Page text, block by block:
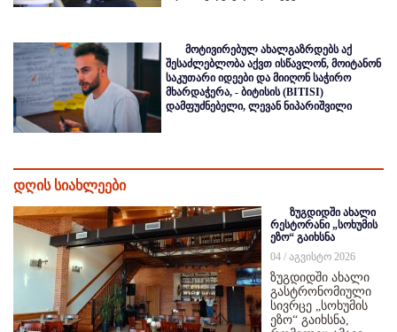
მოტივირებულ ახალგაზრდებს აქ
შესაძლებლობა აქვთ ისწავლონ, მოიტანონ
საკუთარი იდეები და მიიღონ საჭირო
მხარდაჭერა, - ბიტისის (BITISI)
დამფუძნებელი, ლევან ნიპარიშვილი
დღის სიახლეები
ზუგდიდში ახალი
რესტორანი „სოხუმის
ეზო“ გაიხსნა
04 / აგვისტო 2026
ზუგდიდში ახალი
გასტრონომიული
სივრცე „სოხუმის
ეზო“ გაიხსნა,